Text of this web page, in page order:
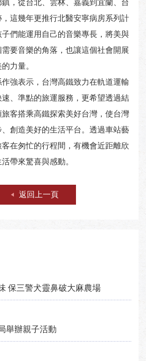
這幾年更推行北醫安寧病房系列計
們能運用自己的音樂專長，將美與
要音樂的角落，也讓這個社會開展
力量。
強表示，台灣高鐵致力在軌道運輸
、準點的旅運服務，更希望透過結
客搭乘高鐵探索美好台灣，使台灣
創造美好的生活平台。透過車站藝
在匆忙的行程間，有機會近距離欣
帶來驚喜與感動。
返回上一頁
保三警犬靈鼻破大麻農場
舉辦親子活動